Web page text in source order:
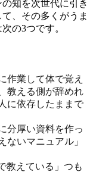
知を次世代に引き
、その多くがうま
の3つです。
作業して体で覚え
教える側が辞めれ
に依存したままで
分厚い資料を作っ
ないマニュアル」
教えている」つも